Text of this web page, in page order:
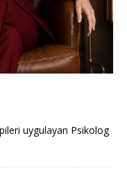
uygulayan Psikolog